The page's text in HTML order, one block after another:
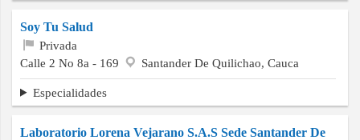
Soy Tu Salud
Privada
Calle 2 No 8a - 169
Santander De Quilichao, Cauca
Especialidades
Laboratorio Lorena Vejarano S.A.S Sede Santander De